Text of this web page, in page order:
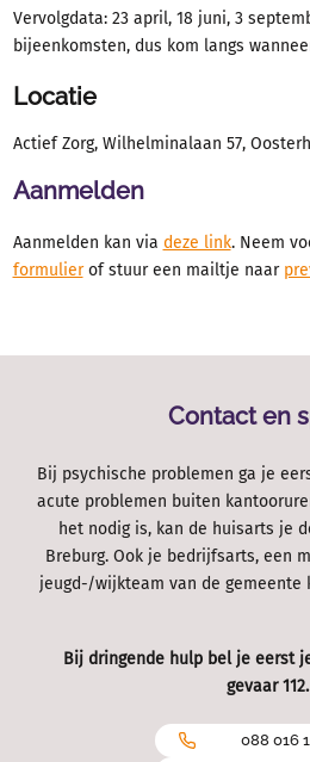
Vervolgdata: 23 april, 18 juni, 3
bijeenkomsten, dus kom langs
Locatie
Actief Zorg, Wilhelminalaan 57,
Aanmelden
Aanmelden kan via deze link. Neem
formulierof stuur een mailtje naar
Contact en
Bij psychische problemen ga je
acute problemen buiten
het nodig is, kan de huisarts je
Breburg. Ook je bedrijfsarts, een
jeugd-/wijkteam van de gemeente
Bij dringende hulp bel je eerst
gevaar 112.
088 016